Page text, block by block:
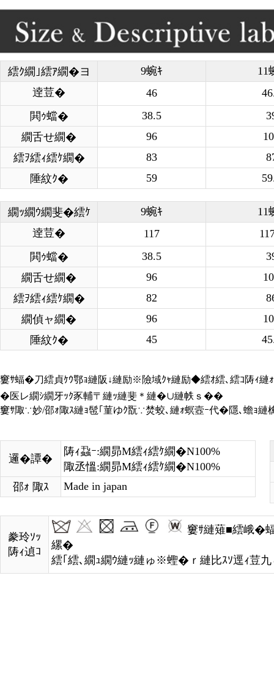
繧ｸ繝｣繧ｱ繝�ヨ 9蜿ｷ
11
逹荳�
46
閧ｩ蟷�
38.5
繝舌せ繝�
96
繧ｦ繧ｨ繧ｹ繝�
83
陲紋ｸ�
59
繝ｯ繝ｳ繝斐�繧ｹ 9蜿ｷ
11
逹荳�
117
閧ｩ蟷�
38.5
繝舌せ繝�
96
繧ｦ繧ｨ繧ｹ繝�
82
繝偵ャ繝�
96
陲紋ｸ�
45
窶ｻ蝠�刀繧貞ｹｳ鄂ｮ縺阪↓縺励※險域ｸｬ縺励◆繧ｵ繧､繧ｺ陦ｨ縺
�医レ繝ｼ繝牙ｯｸ豕輔〒縺ｯ縺斐＊縺�∪縺帙ｓ��
窶ｻ陬∵妙/邵ｫ陬ｽ縺ｮ髢｢菫ゆｸ翫∵焚蛟､縺ｫ螟壼ｰ代�隱､蟾ｮ
邏�譚�
陦ｨ蝨ｰ:繝昴Μ繧ｨ繧ｹ繝�Ν100%
陬丞慍:繝昴Μ繧ｨ繧ｹ繝�Ν100%
邵ｫ 陬ｽ
Made in japan
豢玲ｿｯ
陦ｨ遉ｺ
窶ｻ縺薙■繧峨�
縲�
繧｢繧､繝ｭ繝ｳ縺ｯ縺ゅ※蟶�ｒ縺比ｽｿ逕ｨ荳